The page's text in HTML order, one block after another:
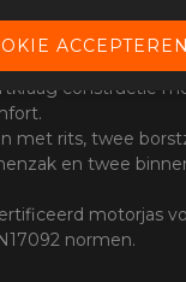
het jack is
constructie
met rits, twee
en twee
motorjas
normen.